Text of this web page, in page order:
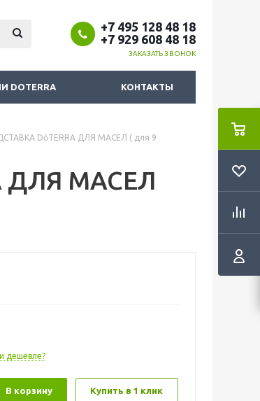
+7 495 128 48 18
+7 929 608 48 18
ЗАКАЗАТЬ ЗВОНОК
DOTERRA КОНТАКТЫ
DōTERRA ДЛЯ МАСЕЛ ( для 9
ДЛЯ МАСЕЛ
дешевле?
В корзину Купить в 1 клик